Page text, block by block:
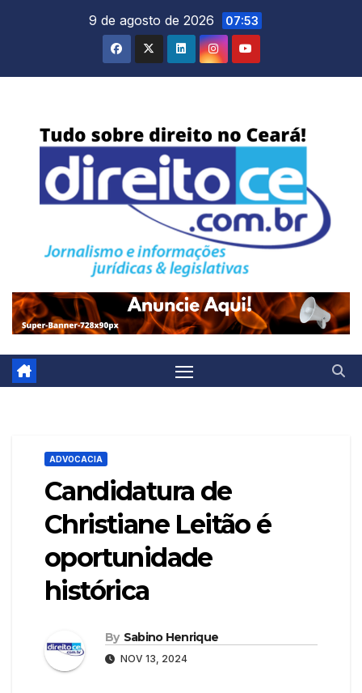
9 de agosto de 2026 07:53
ADVOCACIA
Candidatura de
Christiane Leitão é
oportunidade
histórica
By Sabino Henrique
NOV 13, 2024